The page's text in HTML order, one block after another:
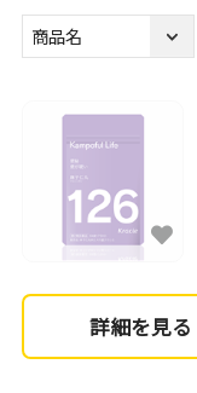
詳細を見る